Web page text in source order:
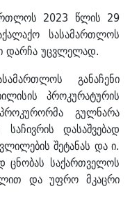
2023 წლის 29
სასამართლოს
დარჩა უცვლელად.
განაჩენი
პროკურატურის
გულნარა
დასაშვებად
შეტანას და ი.
ცნობას საქართველოს
და უფრო მკაცრი